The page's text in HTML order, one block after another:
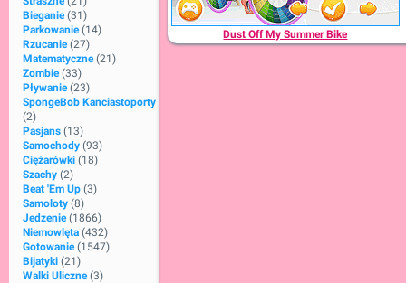
Bieganie (31)
Parkowanie (14)
Rzucanie (27)
Matematyczne (21)
Zombie (33)
Pływanie (23)
SpongeBob Kanciastoporty
(2)
Pasjans (13)
Samochody (93)
Ciężarówki (18)
Szachy (2)
Beat 'em Up (3)
Samoloty (8)
Jedzenie (1866)
Niemowlęta (432)
Gotowanie (1547)
Bijatyki (21)
Walki Uliczne (3)
Dust Off My Summer Bike